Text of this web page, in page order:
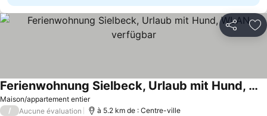
Partager
Maison/appartement entier
Ferienwohnung Sielbeck, Urlaub mit Hund, WLAN verfügbar
/ Aucune évaluation à 5.2 km de : Centre-ville